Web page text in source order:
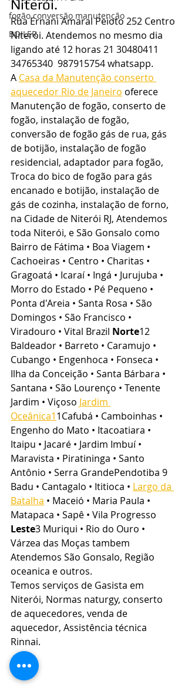
fogão conversão manutenção
BOILER
Niterói.
Rua Ernani Amaral Peioto 252 Centro
Niterói. Atendemos no mesmo dia
ligando até 12 horas 21 30480411
34765340  987915754 whatsapp.
A Casa da Manutenção conserto
aquecedor Rio de Janeiro oferece
Manutenção de fogão, conserto de
fogão, instalação de fogão,
conversão de fogão gás de rua, gás
de botijão, instalação de fogão
residencial, adaptador para fogão,
Troca do bico de fogão para gás
encanado e botijão, instalação de
gás de cozinha, instalação de forno,
na Cidade de Niterói RJ, Atendemos
toda Niterói, e São Gonsalo como
Bairro de Fátima • Boa Viagem •
Cachoeiras • Centro • Charitas •
Gragoatá • Icaraí • Ingá • Jurujuba •
Morro do Estado • Pé Pequeno •
Ponta d'Areia • Santa Rosa • São
Domingos • São Francisco •
Viradouro • Vital Brazil Norte12
Baldeador • Barreto • Caramujo •
Cubango • Engenhoca • Fonseca •
Ilha da Conceição • Santa Bárbara •
Santana • São Lourenço • Tenente
Jardim • Viçoso Jardim
Oceânica11Cafubá • Camboinhas •
Engenho do Mato • Itacoatiara •
Itaipu • Jacaré • Jardim Imbuí •
Maravista • Piratininga • Santo
Antônio • Serra GrandePendotiba 9
Badu • Cantagalo • Ititioca • Largo da
Batalha • Maceió • Maria Paula •
Matapaca • Sapê • Vila Progresso
Leste3 Muriqui • Rio do Ouro •
Várzea das Moças tambem
Atendemos São Gonsalo, Região
oceanica e outros.
Temos serviços de Gasista em
Niterói, Normas naturgy, conserto
de aquecedores, venda de
aquecedor, Assistência técnica
Rinnai.